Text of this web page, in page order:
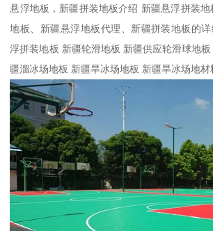
悬浮地板，新疆拼装地板介绍 新疆悬浮拼装
地板、新疆悬浮地板代理、新疆拼装地板的
浮拼装地板 新疆轮滑地板 新疆供应轮滑球地
疆溜冰场地板 新疆旱冰场地板 新疆旱冰场地